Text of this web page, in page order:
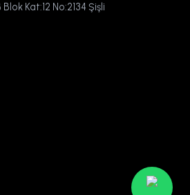
Kat:12 No:2134 Şişli